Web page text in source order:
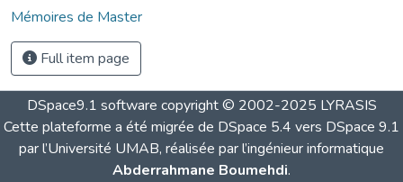
Mémoires de Master
Full item page
DSpace9.1 software copyright © 2002-2025 LYRASIS
Cette plateforme a été migrée de DSpace 5.4 vers DSpace 9.1
par l’Université UMAB, réalisée par l’ingénieur informatique
Abderrahmane Boumehdi.